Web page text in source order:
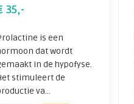
35,-
is een
dat wordt
in de hypofyse.
stimuleert de
va...